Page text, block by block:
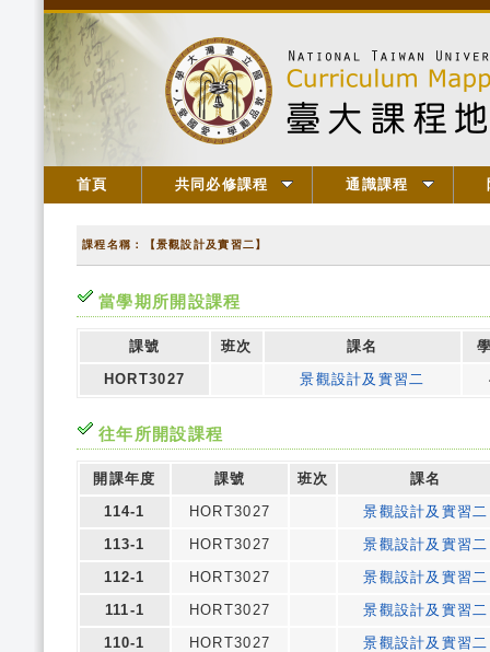
首頁 共同必修課程 通識課程
課程名稱：【景觀設計及實習二】
當學期所開設課程
課號 班次 課名
HORT3027
景觀設計及實習二
往年所開設課程
開課年度 課號 班次
課名
114-1
HORT3027
景觀設計及實習二
113-1
HORT3027
景觀設計及實習二
112-1
HORT3027
景觀設計及實習二
111-1
HORT3027
景觀設計及實習二
110-1
HORT3027
景觀設計及實習二